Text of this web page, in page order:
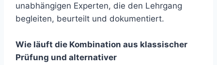
unabhängigen Experten, die den Lehrgang
begleiten, beurteilt und dokumentiert.
Wie läuft die Kombination aus klassischer
Prüfung und alternativer